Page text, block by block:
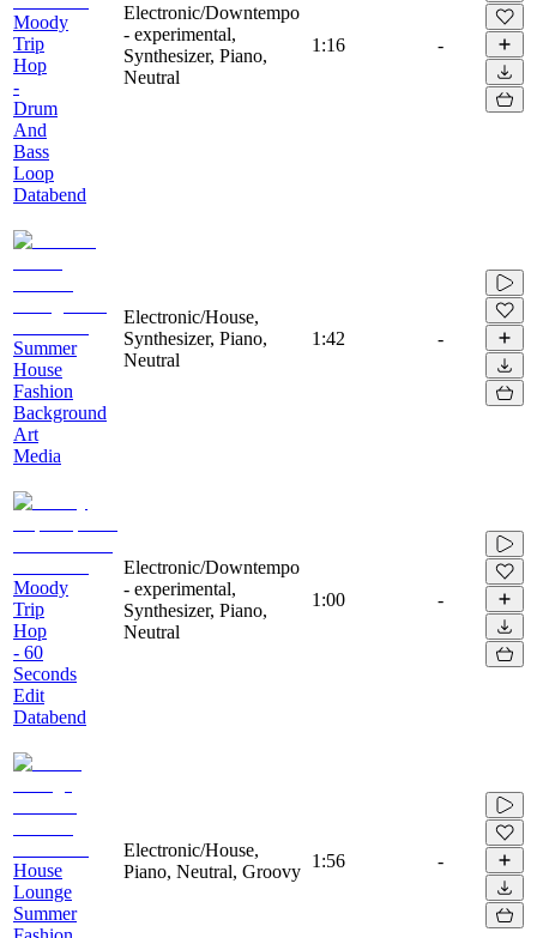
Moody
Trip
Hop
-
Drum
And
Bass
Loop
Databend
Electronic/Downtempo
- experimental,
Synthesizer, Piano,
Neutral
1:16 -
Summer
House
Fashion
Background
Art
Media
Electronic/House,
Synthesizer, Piano,
Neutral
1:42 -
Moody
Trip
Hop
- 60
Seconds
Edit
Databend
Electronic/Downtempo
- experimental,
Synthesizer, Piano,
Neutral
1:00 -
House
Lounge
Summer
Electronic/House,
Piano, Neutral, Groovy
1:56 -